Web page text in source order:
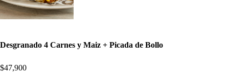
Desgranado 4 Carnes y Maiz + Picada de Bollo
$47,900